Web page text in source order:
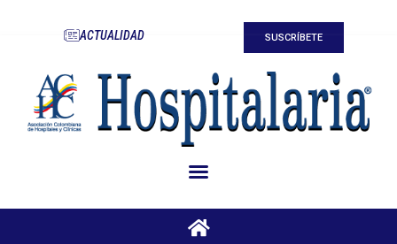
ACTUALIDAD SUSCRÍBETE